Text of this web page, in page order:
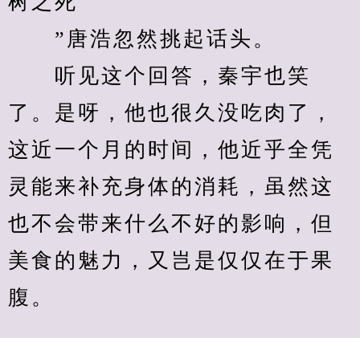
”唐浩忽然挑起话头。
听见这个回答，秦宇也笑
了。是呀，他也很久没吃肉了，
这近一个月的时间，他近乎全凭
灵能来补充身体的消耗，虽然这
也不会带来什么不好的影响，但
美食的魅力，又岂是仅仅在于果
腹。